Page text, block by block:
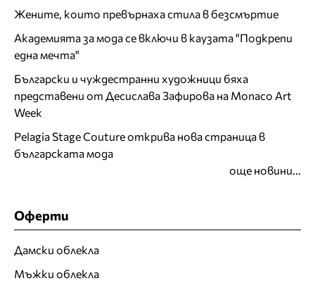
Жените, които превърнаха стила в безсмъртие
Академията за мода се включи в каузата "Подкрепи
една мечта"
Български и чуждестранни художници бяха
представени от Десислава Зафирова на Monaco Art
Week
Pelagia Stage Couture открива нова страница в
българската мода
още новини...
Оферти
Дамски облекла
Мъжки облекла